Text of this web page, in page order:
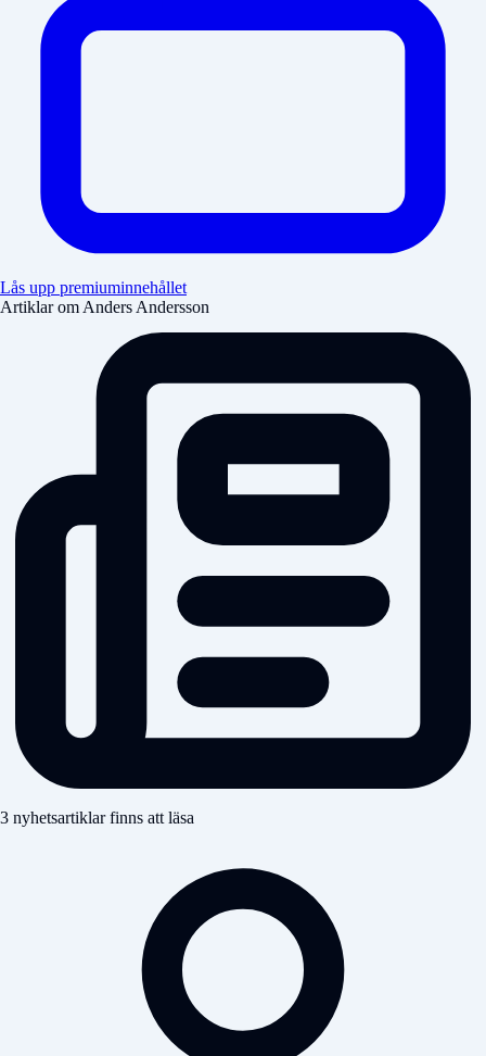
Lås upp premiuminnehållet
Artiklar om Anders Andersson
3 nyhetsartiklar finns att läsa